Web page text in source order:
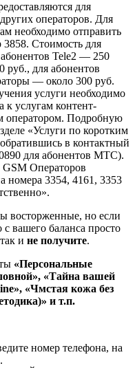
для
операторов. Для
необходимо отправить
Стоимость для
Tele2 — 250
для абонентов
— около 300 руб.
услуги необходимо
к услугам контент-
оператором. Подробную
«Услуги по коротким
в контактный
для абонентов МТС).
Операторов
номера 3354, 4161, 3353
восторженные, но если
вашего баланса просто
и не получите.
«Персональные
«Тайна вашей
«Чмстая кожа без
и т.п.
номер телефона, на